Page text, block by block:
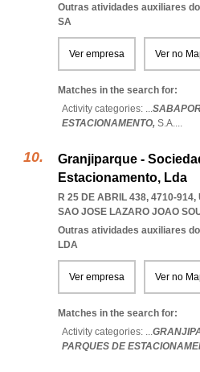
Outras atividades auxiliares
SA
Ver empresa Ver no
Matches in the search for:
Activity categories: ...
ESTACIONAMENTO, S.A....
Granjiparque -
Estacionamento, Lda
R 25 DE ABRIL 438, 4710-914,
SAO JOSE LAZARO JOAO
Outras atividades auxiliares
LDA
Ver empresa Ver no
Matches in the search for:
Activity categories: ...
PARQUES DE